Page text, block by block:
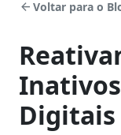
Soluções
arrow_back Voltar para o
Digitais